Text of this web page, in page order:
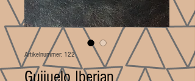
Artikelnummer: 122
Guijuelo Iberian